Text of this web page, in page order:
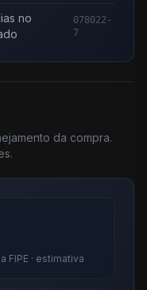
no
078022-
7
da compra.
FIPE · estimativa